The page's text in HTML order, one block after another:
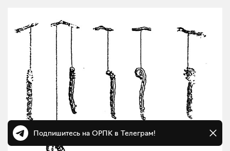
Подпишитесь на ОРПК в Телеграм!